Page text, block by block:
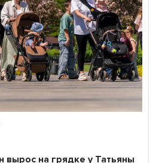
вырос на грядке у Татьяны